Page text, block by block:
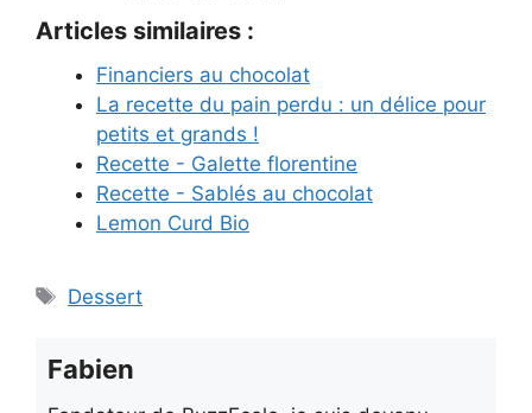
Articles similaires :
Financiers au chocolat
La recette du pain perdu : un délice pour
petits et grands !
Recette - Galette florentine
Recette - Sablés au chocolat
Lemon Curd Bio
Étiquettes
Dessert
Fabien